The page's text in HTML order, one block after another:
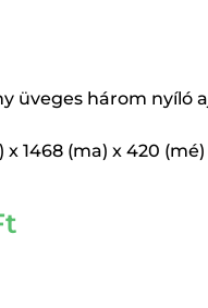
üveges három nyíló
x 1468 (ma) x 420